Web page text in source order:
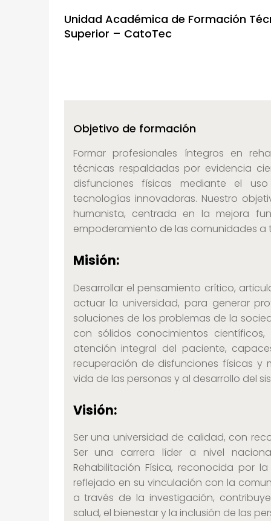
Unidad Académica de Formación
Superior – CatoTec
Objetivo de formación
Formar profesionales íntegros en
técnicas respaldadas por evidencia
disfunciones físicas mediante el
tecnologías innovadoras. Nuestro
humanista, centrada en la mejora
empoderamiento de las comunidades
Misión:
Desarrollar el pensamiento crítico,
actuar la universidad, para generar
soluciones de los problemas de la
con sólidos conocimientos
atención integral del paciente,
recuperación de disfunciones físicas
vida de las personas y al desarrollo del
Visión:
Ser una universidad de calidad, con
Ser una carrera líder a nivel
Rehabilitación Física, reconocida por
reflejado en su vinculación con la
a través de la investigación,
salud, el bienestar y la inclusión de las